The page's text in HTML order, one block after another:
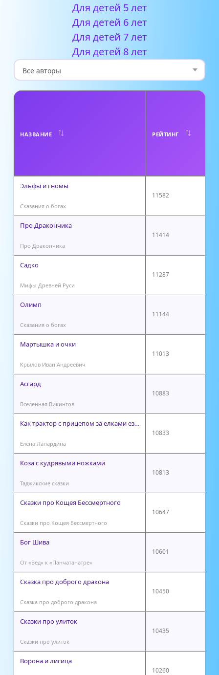
Для детей 5 лет
Для детей 6 лет
Для детей 7 лет
Для детей 8 лет
НАЗВАНИЕ РЕЙТИНГ
Эльфы и гномы
Сказания о богах
11582
Про Дракончика
Про Дракончика
11414
Садко
Мифы Древней Руси
11287
Олимп
Сказания о богах
11144
Мартышка и очки
Крылов Иван Андреевич
11013
Асгард
Вселенная Викингов
10883
Как трактор с прицепом за елками ездили
Елена Лапардина
10833
Коза с кудрявыми ножками
Таджикские сказки
10813
Сказки про Кощея Бессмертного
Сказки про Кощея Бессмертного
10647
Бог Шива
От «Вед» к «Панчатанатре»
10601
Сказка про доброго дракона
Сказка про доброго дракона
10450
Сказки про улиток
Сказки про улиток
10435
Ворона и лисица
10260